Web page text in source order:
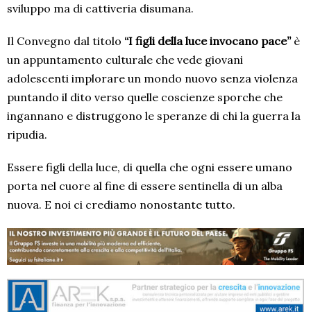
sviluppo ma di cattiveria disumana.
Il Convegno dal titolo “I figli della luce invocano pace”è
un appuntamento culturale che vede giovani
adolescenti implorare un mondo nuovo senza violenza
puntando il dito verso quelle coscienze sporche che
ingannano e distruggono le speranze di chi la guerra la
ripudia.
Essere figli della luce, di quella che ogni essere umano
porta nel cuore al fine di essere sentinella di un alba
nuova. E noi ci crediamo nonostante tutto.